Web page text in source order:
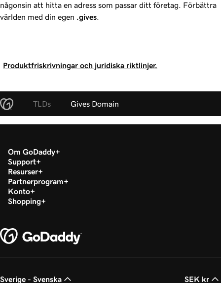
någonsin att hitta en adress som passar ditt företag. Förbättra
världen med din egen .gives
Produktfriskrivningar och juridiska riktlinjer.
TLDs Gives Domain
Om GoDaddy
Support
Resurser
Partnerprogram
Konto
Shopping
Sverige - Svenska SEK kr